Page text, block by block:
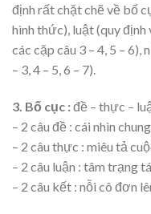
định rất chặt chẽ về bố
hình thức), luật (quy
các cặp câu 3 – 4, 5 – 6),
– 3, 4 – 5, 6 – 7).
3. Bố cục :đề – thực –
– 2 câu đề : cái nhìn
– 2 câu thực : miêu tả
– 2 câu luận : tâm trạng
– 2 câu kết : nỗi cô đơn